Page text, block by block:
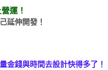
運！
延伸開發！
金錢與時間去設計快得多了！